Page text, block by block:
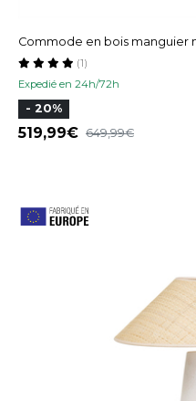
Commode en bois manguier
Expedié en 24h/72h
(1)
- 20%
519,99 649,99